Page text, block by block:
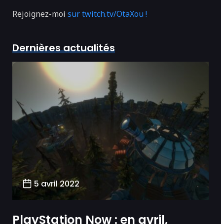
Rejoignez-moi sur twitch.tv/OtaXou !
Dernières actualités
5 avril 2022
PlayStation Now : en avril,